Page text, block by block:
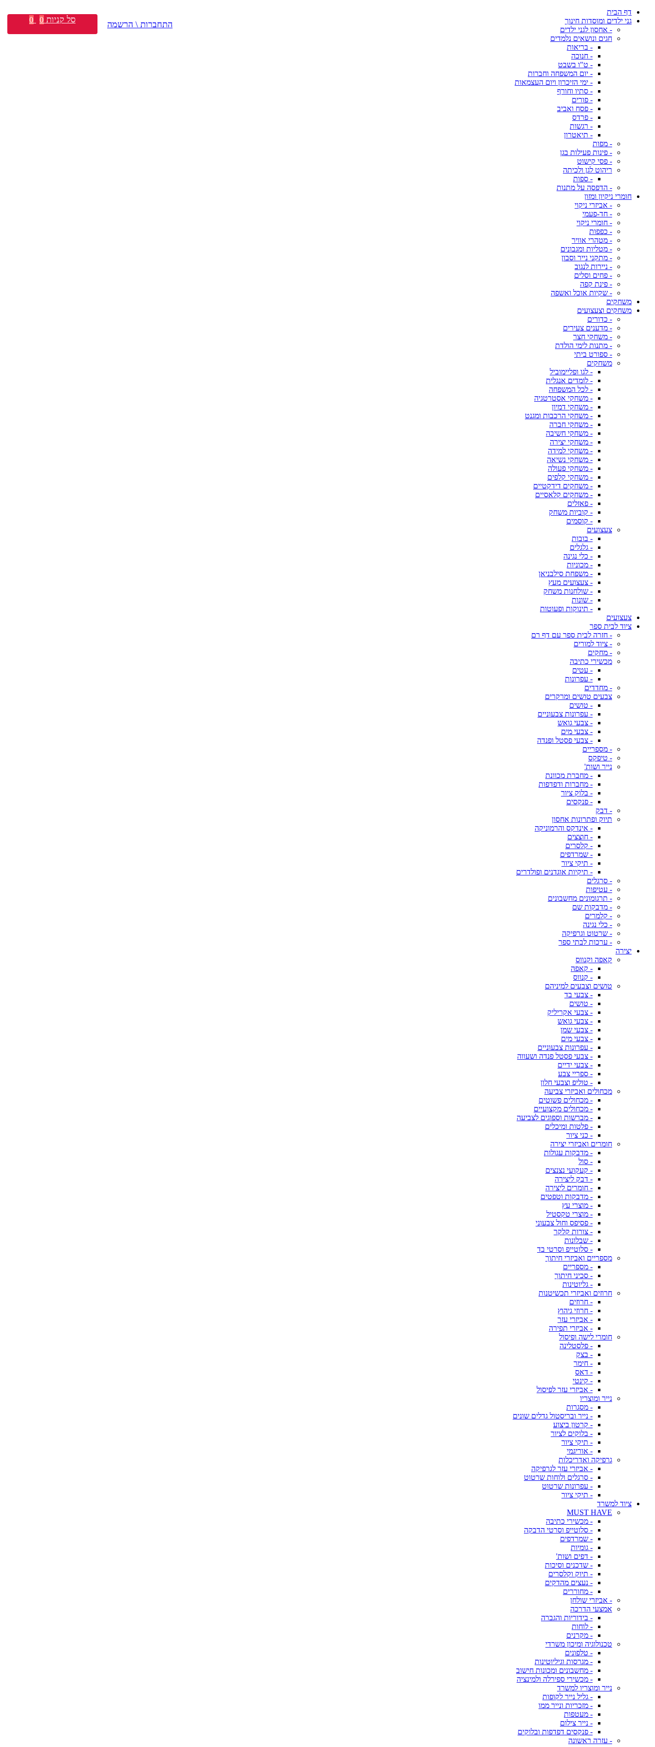
דף הבית
גני ילדים ומוסדות חינוך
- אחסון לגני ילדים
חגים ונושאים נלמדים
- בריאות
- חנוכה
- ט"ו בשבט
- יום המשפחה וחברות
- ימי הזיכרון ויום העצמאות
- סתיו וחורף
- פורים
- פסח ואביב
- פרדס
- רגשות
- תיאטרון
- מפות
- פינות פעילות בגן
- פסי קישוט
ריהוט לגן ולכיתה
- ספות
- הדפסה על מתנות
חומרי ניקיון ומזון
- אביזרי ניקוי
- חד-פעמי
- חומרי ניקוי
- כפפות
- מטהרי אוויר
- מטליות ומגבונים
- מתקני נייר וסבון
- ניירות לנגוב
- פחים וסלים
- פינת קפה
- שקיות אוכל ואשפה
משחקים
משחקים וצעצועים
- כדורים
- מדענים צעירים
- משחקי חצר
- מתנות לימי הולדת
- ספורט ביתי
משחקים
- לגו ופליימוביל
- לומדים אנגלית
- לכל המשפחה
- משחקי אסטרטגיה
- משחקי דמיון
- משחקי הרכבות ומגנט
- משחקי חברה
- משחקי חשיבה
- משחקי יצירה
- משחקי למידה
- משחקי נשיאה
- משחקי פעולה
- משחקי קלפים
- משחקים דידקטיים
- משחקים קלאסיים
- פאזלים
- קוביות משחק
- קוסמים
צעצועים
- בובות
- גלגלים
- כלי נגינה
- מכוניות
- משפחת סילבניאן
- צעצועים מעץ
- שולחנות משחק
- שונות
- תינוקות ופעוטות
צעצועים
ציוד לבית ספר
- חזרה לבית ספר עם דף רם
- ציוד למורים
- מחקים
מכשירי כתיבה
- עטים
- עפרונות
- מחדדים
צבעים טושים ומרקרים
- טושים
- עפרונות צבעוניים
- צבעי גואש
- צבעי מים
- צבעי פסטל ופנדה
- מספריים
- טיפקס
נייר ושות'
- מחברת מכוונת
- מחברות ודפדפות
- בלוק ציור
- פנקסים
- דבק
תיוק ופתרונות אחסון
- אינדקס והרמוניקה
- חוצצים
- קלסרים
- שמרדפים
- תיקי ציור
- תיקיות אוגדנים ופולדרים
- סרגלים
- עטיפות
- תרגומונים מחשבונים
- מדבקות שם
- קלמרים
- כלי נגינה
- שרטוט וגרפיקה
- ערכות לבתי ספר
יצירה
קאפה וקנווס
- קאפה
- קנווס
טושים וצבעים למיניהם
- צבעי בד
- טושים
- צבעי אקריליק
- צבעי גואש
- צבעי שמן
- צבעי מים
- עפרונות צבעוניים
- צבעי פסטל פנדה ושעווה
- צבעי ידיים
- ספריי צבע
- טוליפ וצבעי חלון
מכחולים ואביזרי צביעה
- מכחולים פשוטים
- מכחולים מקצועיים
- מברשות וספוגים לצביעה
- פלטות ומיכלים
- כני ציור
חומרים ואביזרי יצירה
- מדבקות עגולות
- סול
- קעקועי נצנצים
- דבק ליצירה
- חומרים ליצירה
- מדבקות וטפטים
- מוצרי עץ
- מוצרי טקסטיל
- פסיפס וחול צבעוני
- צורות קלקר
- שבלונות
- סלוטייפ וסרטי בד
מספריים ואביזרי חיתוך
- מספריים
- סכיני חיתוך
- גליוטינות
חרוזים ואביזרי תכשיטנות
- חרוזים
- חרוזי גיהוץ
- אביזרי עזר
- אביזרי תפירה
חומרי לישה ופיסול
- פלסטלינה
- בצק
- חימר
- דאס
- קינטי
- אביזרי עזר לפיסול
נייר ומוצריו
- מסגרות
- נייר ובריסטול גדלים שונים
- קרטון ביצוע
- בלוקים לציור
- תיקי ציור
- אוריגמי
גרפיקה ואדריכלות
- אביזרי עזר לגרפיקה
- סרגלים ולוחות שרטוט
- עפרונות שרטוט
- תיקי ציור
ציוד למשרד
MUST HAVE
- מכשירי כתיבה
- סלוטייפ וסרטי הדבקה
- שמרדפים
- גומיות
- דפים ושות'
- שדכנים וסיכות
- תיוק וקלסרים
- נעצים מהדקים
- מחוררים
- אביזרי שולחן
אמצעי הדרכה
- בידוריות והגברה
- לוחות
- מקרנים
טכנולוגיה ומיכון משרדי
- טלפונים
- מגרסות וגיליוטינות
- מחשבונים ומכונות חישוב
- מכשירי ספירלה ולמינציה
נייר ומוצריו למשרד
- גליל נייר לקופות
- מזכריות ונייר ממו
- מעטפות
- נייר צילום
- פנקסים דפדפות ובלוקים
- עזרה ראשונה
התחברות \ הרשמה סל קניות 0
0